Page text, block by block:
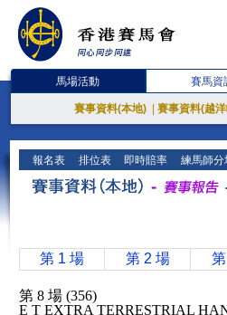
馬場活動 賽馬資
賽事資料(本地) 賽事資料(越
報名表 排位表 即時賠率 練馬師分
第 1 場 第 2 場
第 8 場 (356)
E T EXTRA TERRESTRIAL